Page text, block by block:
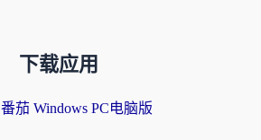
下载应用
番茄 Windows PC电脑版